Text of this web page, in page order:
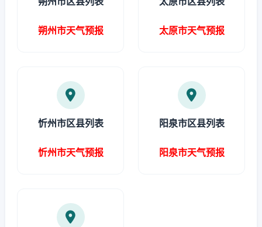
朔州市天气预报 太原市天气预报
忻州市区县列表
忻州市天气预报
阳泉市区县列表
阳泉市天气预报